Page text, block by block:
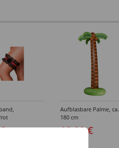
Aufblasbare Palme, ca.
180 cm
18,99 €